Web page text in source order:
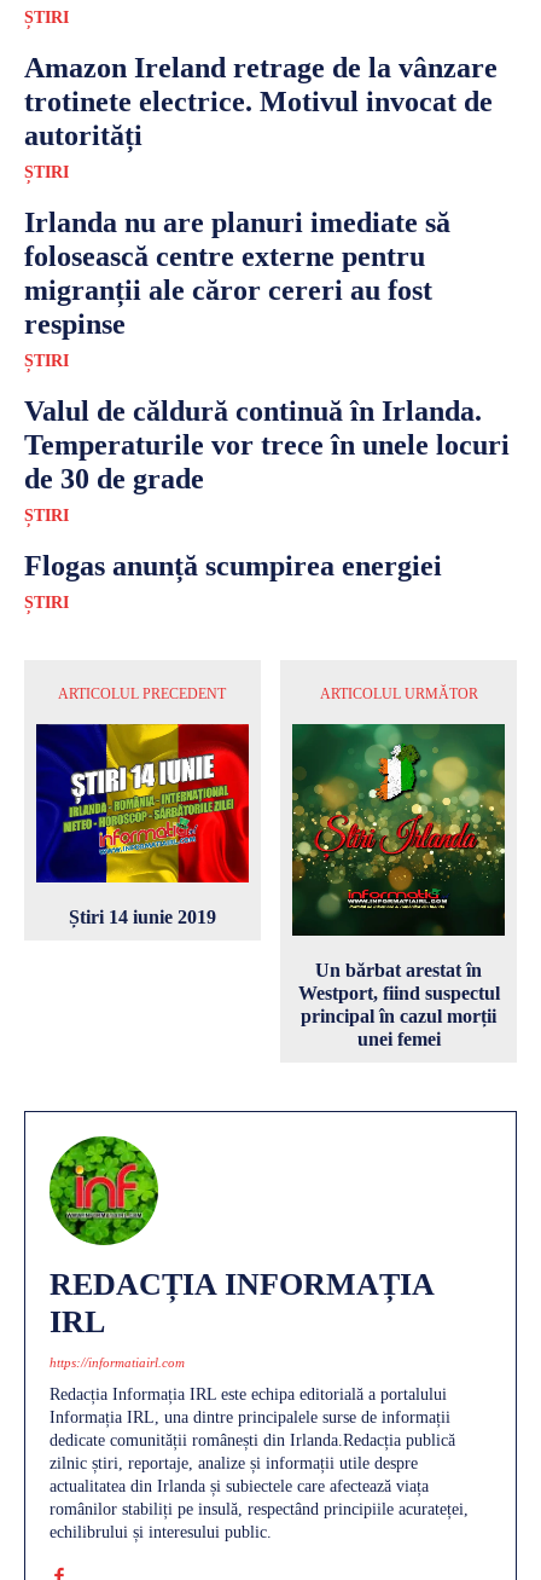
ȘTIRI
Amazon Ireland retrage de la vânzare
trotinete electrice. Motivul invocat de
autorități
ȘTIRI
Irlanda nu are planuri imediate să
folosească centre externe pentru
migranții ale căror cereri au fost
respinse
ȘTIRI
Valul de căldură continuă în Irlanda.
Temperaturile vor trece în unele locuri
de 30 de grade
ȘTIRI
Flogas anunță scumpirea energiei
ȘTIRI
ARTICOLUL PRECEDENT
Știri 14 iunie 2019
ARTICOLUL URMĂTOR
Un bărbat arestat în
Westport, fiind suspectul
principal în cazul morții
unei femei
REDACȚIA INFORMAȚIA
IRL
https://informatiairl.com
Redacția Informația IRL este echipa editorială a portalului
Informația IRL, una dintre principalele surse de informații
dedicate comunității românești din Irlanda.Redacția publică
zilnic știri, reportaje, analize și informații utile despre
actualitatea din Irlanda și subiectele care afectează viața
românilor stabiliți pe insulă, respectând principiile acurateței,
echilibrului și interesului public.